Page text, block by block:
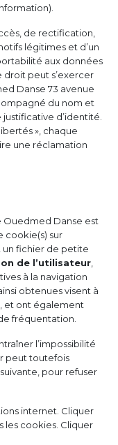
de rectification,
légitimes et d’un
aux données
droit peut s’exercer
Danse 73 avenue
du nom et
d’identité.
», chaque
une réclamation
Ouedmed Danse est
cookie(s) sur
un fichier de petite
de l’utilisateur
à la navigation
obtenues visent à
et ont également
fréquentation.
l’impossibilité
peut toutefois
pour refuser
internet. Cliquer
les cookies. Cliquer